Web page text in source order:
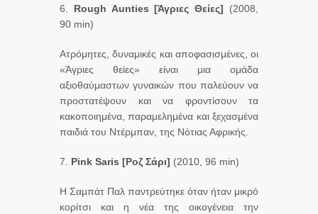
6. Rough Aunties [Άγριες Θείες] (2008,
90 min)
Ατρόμητες, δυναμικές και αποφασισμένες, οι
«Άγριες θείες» είναι μια ομάδα
αξιοθαύμαστων γυναικών που παλεύουν να
προστατέψουν και να φροντίσουν τα
κακοποιημένα, παραμελημένα και ξεχασμένα
παιδιά του Ντέρμπαν, της Νότιας Αφρικής.
7. Pink Saris [Ροζ Σάρι] (2010, 96 min)
Η Σαμπάτ Παλ παντρεύτηκε όταν ήταν μικρό
κορίτσι και η νέα της οικογένεια την